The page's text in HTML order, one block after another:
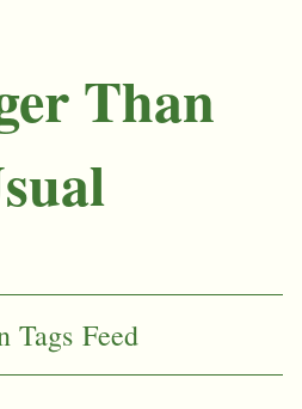
Than
Tags Feed